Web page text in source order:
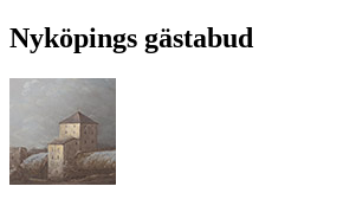
Nyköpings gästabud